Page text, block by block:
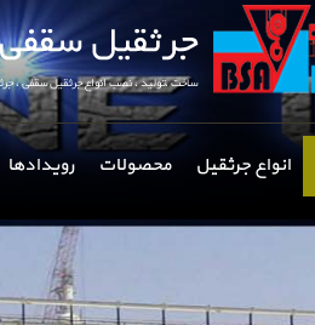
انواع جرثقیل محصولات رویدادها